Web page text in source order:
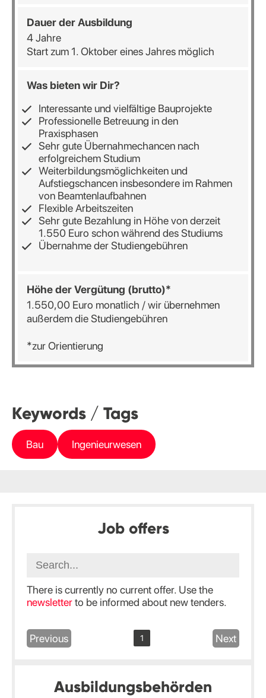
Dauer der Ausbildung
4 Jahre
Start zum 1. Oktober eines Jahres möglich
Was bieten wir Dir?
Interessante und vielfältige Bauprojekte
Professionelle Betreuung in den
Praxisphasen
Sehr gute Übernahmechancen nach
erfolgreichem Studium
Weiterbildungsmöglichkeiten und
Aufstiegschancen insbesondere im Rahmen
von Beamtenlaufbahnen
Flexible Arbeitszeiten
Sehr gute Bezahlung in Höhe von derzeit
1.550 Euro schon während des Studiums
Übernahme der Studiengebühren
Höhe der Vergütung (brutto)*
1.550,00 Euro monatlich / wir übernehmen
außerdem die Studiengebühren
*zur Orientierung
Keywords / Tags
Bau Ingenieurwesen
Job offers
There is currently no current offer. Use the
newsletterto be informed about new tenders.
Previous 1 Next
Ausbildungsbehörden